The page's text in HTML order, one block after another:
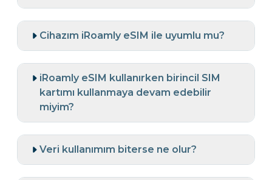
Cihazım iRoamly eSIM ile uyumlu mu?
iRoamly eSIM kullanırken birincil SIM
kartımı kullanmaya devam edebilir
miyim?
Veri kullanımım biterse ne olur?